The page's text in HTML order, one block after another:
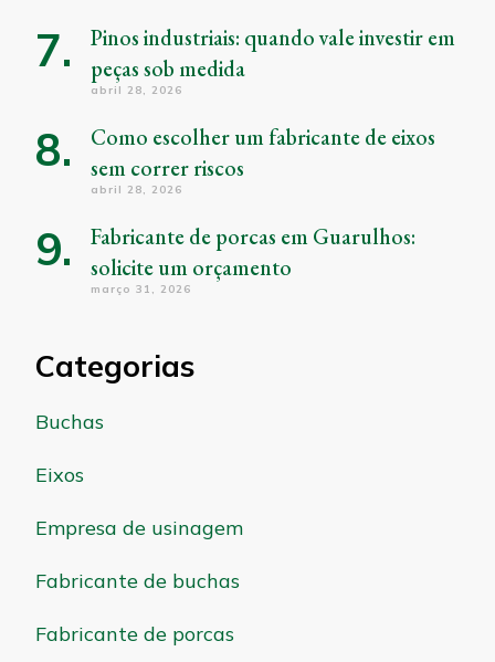
Pinos industriais: quando vale investir em
peças sob medida
abril 28, 2026
Como escolher um fabricante de eixos
sem correr riscos
abril 28, 2026
Fabricante de porcas em Guarulhos:
solicite um orçamento
março 31, 2026
Categorias
Buchas
Eixos
Empresa de usinagem
Fabricante de buchas
Fabricante de porcas